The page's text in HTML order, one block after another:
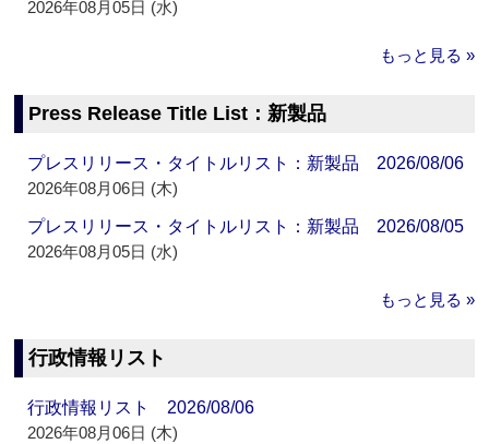
2026年08月05日 (水)
もっと見る »
Press Release Title List：新製品
プレスリリース・タイトルリスト：新製品 2026/08/06
2026年08月06日 (木)
プレスリリース・タイトルリスト：新製品 2026/08/05
2026年08月05日 (水)
もっと見る »
行政情報リスト
行政情報リスト 2026/08/06
2026年08月06日 (木)